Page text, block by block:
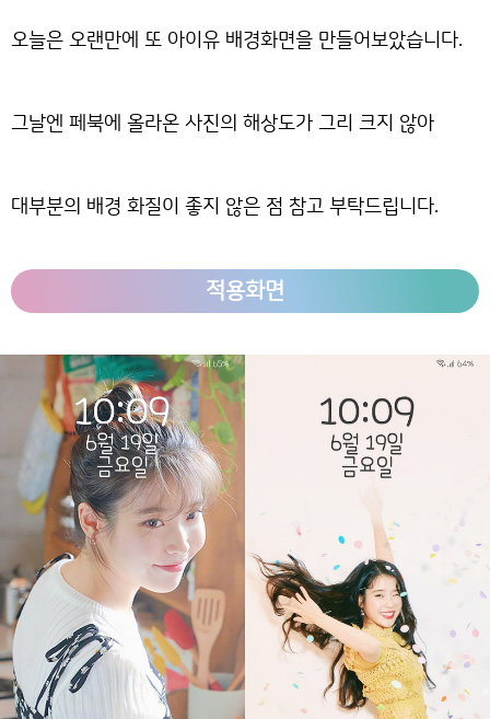
오늘은 오랜만에 또 아이유 배경화면을 만들어보았습니다.
그날엔 페북에 올라온 사진의 해상도가 그리 크지 않아
대부분의 배경 화질이 좋지 않은 점 참고 부탁드립니다.
적용화면